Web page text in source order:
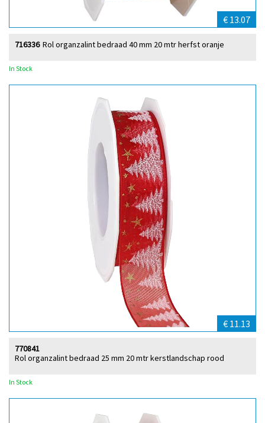
€ 13.07
Rol organzalint bedraad 40 mm 20 mtr herfst oranje
716336
In Stock
€ 11.13
Rol organzalint bedraad 25 mm 20 mtr kerstlandschap rood
770841
In Stock